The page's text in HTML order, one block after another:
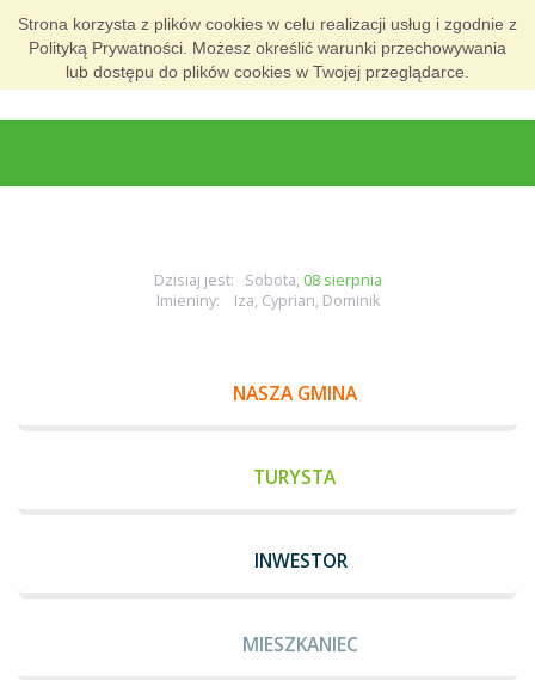
Strona korzysta z plików cookies w celu realizacji usług i zgodnie z
Polityką Prywatności. Możesz określić warunki przechowywania
lub dostępu do plików cookies w Twojej przeglądarce.
Dzisiaj jest: Sobota, 08 sierpnia
Imieniny: Iza, Cyprian, Dominik
NASZA GMINA
TURYSTA
INWESTOR
MIESZKANIEC